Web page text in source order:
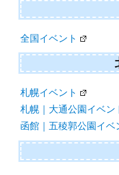
ョ
ン
全国イベント
札幌イベント
札幌｜大通公園イベン
函館｜五稜郭公園イベ